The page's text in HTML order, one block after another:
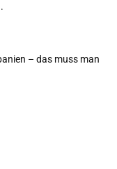
– das muss man